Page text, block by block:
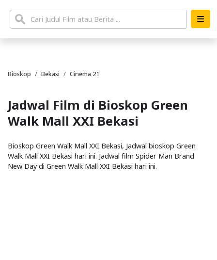
Bioskop Bekasi Cinema 21
Jadwal Film di Bioskop Green
Walk Mall XXI Bekasi
Bioskop Green Walk Mall XXI Bekasi, Jadwal bioskop Green
Walk Mall XXI Bekasi hari ini. Jadwal film Spider Man Brand
New Day di Green Walk Mall XXI Bekasi hari ini.